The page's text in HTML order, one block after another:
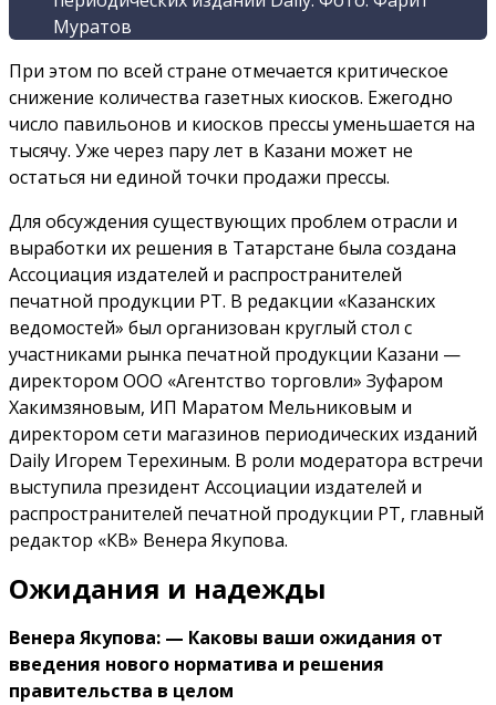
Муратов
При этом по всей стране отмечается критическое
снижение количества газетных киосков. Ежегодно
число павильонов и киосков прессы уменьшается на
тысячу. Уже через пару лет в Казани может не
остаться ни единой точки продажи прессы.
Для обсуждения существующих проблем отрасли и
выработки их решения в Татарстане была создана
Ассоциация издателей и распространителей
печатной продукции PT. В редакции «Казанских
ведомостей» был организован круглый стол с
участниками рынка печатной продукции Казани —
директором ООО «Агентство торговли» Зуфаром
Хакимзяновым, ИП Маратом Мельниковым и
директором сети магазинов периодических изданий
Daily Игорем Терехиным. В роли модератора встречи
выступила президент Ассоциации издателей и
распространителей печатной продукции PT, главный
редактор «КВ» Венера Якупова.
Ожидания и надежды
Венера Якупова: — Каковы ваши ожидания от
введения нового норматива и решения
правительства в целом